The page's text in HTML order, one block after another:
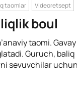
taomlar Videoretsept
boul
taomi. Gavay
Guruch, baliq
sevuvchilar